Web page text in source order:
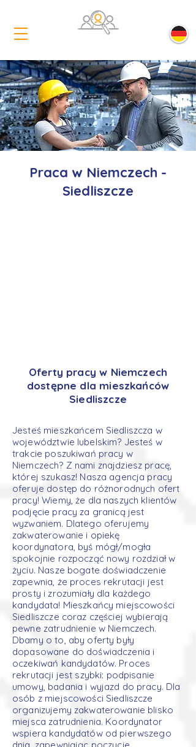
Praca w Niemczech -
Siedliszcze
Oferty pracy w Niemczech
dostępne dla mieszkańców
Siedliszcze
Jesteś mieszkańcem Siedliszcza w
województwie lubelskim? Jesteś w
trakcie poszukiwań pracy w
Niemczech? Z nami znajdziesz pracę,
której szukasz! Nasza agencja pracy
oferuje dostęp do różnorodnych ofert
pracy! Wiemy, że dla naszych klientów
podjęcie pracy za granicą jest
wyzwaniem. Dlatego oferujemy
zakwaterowanie i opiekę
koordynatora, byś mógł/mogła
spokojnie rozpocząć nowy rozdział w
życiu. Nasze bogate doświadczenie
zapewnia, że proces rekrutacji jest
prosty i zrozumiały dla każdego
kandydata! Mieszkańcy miejscowości
Siedliszcze coraz częściej wybierają
pewne zatrudnienie w Niemczech.
Dbamy o to, aby oferty były
dopasowane do doświadczenia i
oczekiwań kandydatów. Proces
rekrutacji jest szybki: podpisanie
umowy, badania i wyjazd do pracy. Dla
osób z miejscowości Siedliszcze
organizujemy zakwaterowanie blisko
miejsca zatrudnienia. Koordynator
wspiera kandydatów od pierwszego